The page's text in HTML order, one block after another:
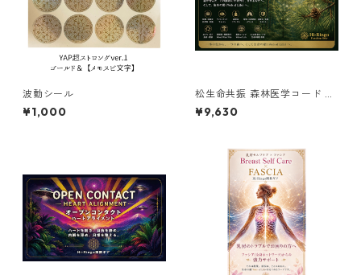
波動シール
¥1,000
松生命共振 森林医学コード PI
NE FOREST RESONANCE ーH
i-Ringo Function Gearー
¥9,630